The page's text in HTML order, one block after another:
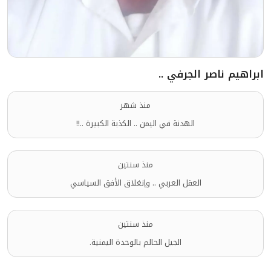
ابراهيم ناصر الجرفي ..
منذ شهر
الهدنة في اليمن .. الكذبة الكبيرة ..!!
منذ سنتين
العقل العربي .. وإنغلاق الأفق السياسي
منذ سنتين
الجيل الحالم بالوحدة اليمنية.